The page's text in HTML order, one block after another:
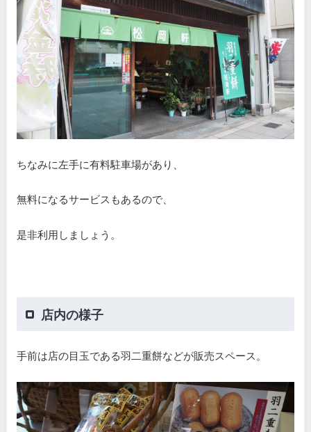
ちなみに左手に有料駐車場があり、
無料になるサービスもあるので、
是非利用しましょう。
店内の様子
手前は店の目玉である羽二重餅などが販売スペース。